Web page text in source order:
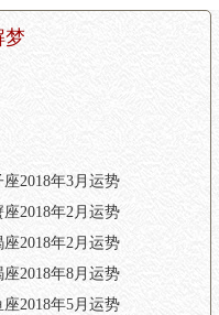
梦
座2018年3月运势
座2018年2月运势
座2018年2月运势
座2018年8月运势
座2018年5月运势